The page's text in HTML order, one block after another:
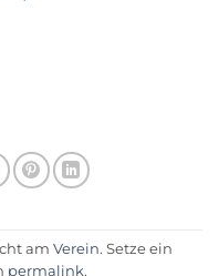
am Verein. Setze ein
permalink.